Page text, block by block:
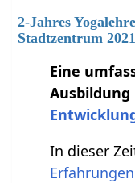
2-Jahres
Stadtzentrum 2021
Eine
In dieser
Erfahrungen